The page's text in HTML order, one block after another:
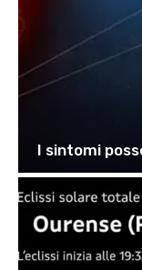
I sintomi